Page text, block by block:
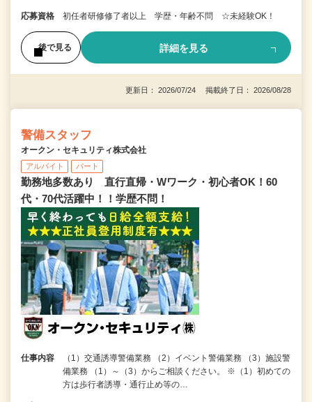
応募資格 初任者研修修了者以上 学歴・年齢不問 ☆未経験OK！
後で見る 詳細を見る
更新日： 2026/07/24 掲載終了日： 2026/08/28
警備スタッフ
オークン・セキュリティ株式会社
アルバイト パート
勤務地多数あり 直行直帰・Wワーク・初心者OK！60
代・70代活躍中！！学歴不問！
仕事内容
（1）交通誘導警備業務 （2）イベント警備業務 （3）施設警
備業務 （1）～（3）からご相談ください。 ※（1）初めての
方は歩行者誘導・通行止め等の…